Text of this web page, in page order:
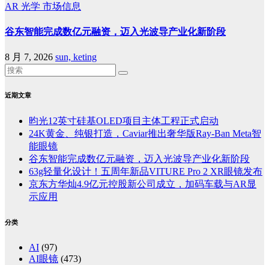
AR 光学 市场信息
谷东智能完成数亿元融资，迈入光波导产业化新阶段
8 月 7, 2026 sun, keting
近期文章
昀光12英寸硅基OLED项目主体工程正式启动
24K黄金、纯银打造，Caviar推出奢华版Ray-Ban Meta智
能眼镜
谷东智能完成数亿元融资，迈入光波导产业化新阶段
63g轻量化设计！五周年新品VITURE Pro 2 XR眼镜发布
京东方华灿4.9亿元控股新公司成立，加码车载与AR显
示应用
分类
AI (97)
AI眼镜 (473)